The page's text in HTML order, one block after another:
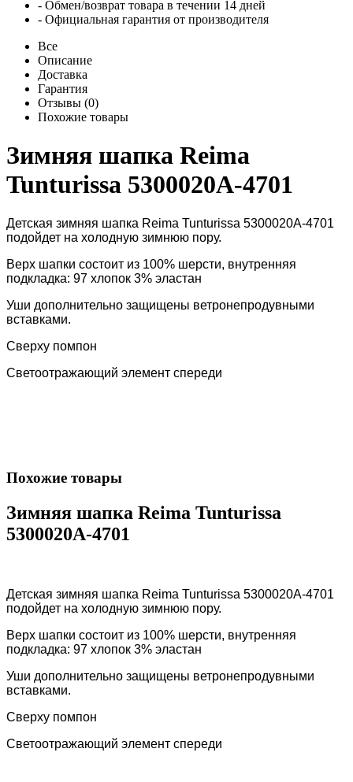
- Обмен/возврат товара в течении 14 дней
- Официальная гарантия от производителя
Все
Описание
Доставка
Гарантия
Отзывы (0)
Похожие товары
Зимняя шапка Reima
Tunturissa 5300020A-4701
Детская зимняя шапка Reima Tunturissa 5300020A-4701
подойдет на холодную зимнюю пору.
Верх шапки состоит из 100% шерсти, внутренняя
подкладка: 97 хлопок 3% эластан
Уши дополнительно защищены ветронепродувными
вставками.
Сверху помпон
Светоотражающий элемент спереди
Похожие товары
Зимняя шапка Reima Tunturissa
5300020A-4701
Детская зимняя шапка Reima Tunturissa 5300020A-4701
подойдет на холодную зимнюю пору.
Верх шапки состоит из 100% шерсти, внутренняя
подкладка: 97 хлопок 3% эластан
Уши дополнительно защищены ветронепродувными
вставками.
Сверху помпон
Светоотражающий элемент спереди